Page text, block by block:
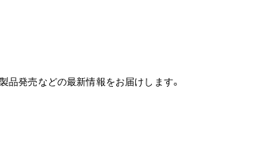
品発売などの最新情報をお届けします。